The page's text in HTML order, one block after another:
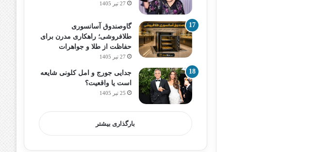
27 تیر 1405
گاوصندوق آسانسوری
طلافروشی؛ راهکاری مدرن برای
حفاظت از طلا و جواهرات
27 تیر 1405
جدایی جورج و امل کلونی شایعه
است یا واقعیت؟
25 تیر 1405
بارگذاری بیشتر